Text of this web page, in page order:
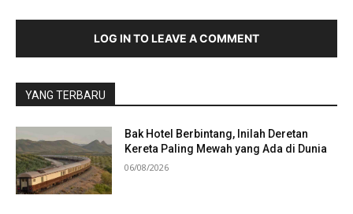
LOG IN TO LEAVE A COMMENT
YANG TERBARU
Bak Hotel Berbintang, Inilah Deretan
Kereta Paling Mewah yang Ada di Dunia
06/08/2026